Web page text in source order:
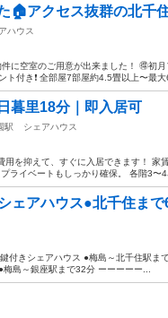
🏠アクセス抜群の北千
ハウス
に空室のご用意が出来ました！ 🉐初
付き❗️ 全部屋7部屋約4.5畳以上〜最大
暮里18分｜即入居可
駅
シェアハウス
を抑えて、すぐに入居できます！ 家
ライベートもしっかり確保。 各階3〜4
ェアハウス●北千住ま
付きシェアハウス ●梅島～北千住駅ま
島～銀座駅まで32分 ーーーーー...